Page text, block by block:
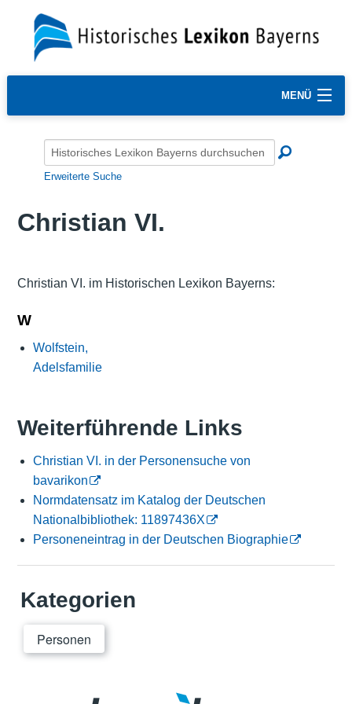
MENÜ
Erweiterte Suche
Christian VI.
Christian VI. im Historischen Lexikon Bayerns:
W
Wolfstein,
Adelsfamilie
Weiterführende Links
Christian VI. in der Personensuche von
bavarikon
Normdatensatz im Katalog der Deutschen
Nationalbibliothek: 11897436X
Personeneintrag in der Deutschen Biographie
Kategorien
Personen